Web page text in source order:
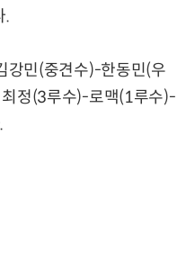
.
강민(중견수)-한동민(우
정(3루수)-로맥(1루수)-